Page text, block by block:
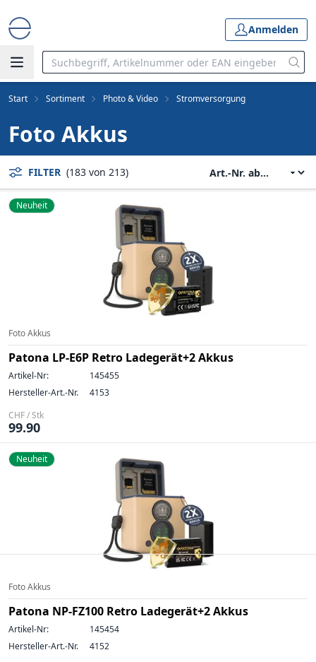
Anmelden
Start Sortiment Photo & Video Stromversorgung
Foto Akkus
FILTER (183 von 213)
Neuheit
Foto Akkus
Patona LP-E6P Retro Ladegerät+2 Akkus
Artikel-Nr:
145455
Hersteller-Art.-Nr.
4153
CHF / Stk
99.90
Neuheit
Foto Akkus
Patona NP-FZ100 Retro Ladegerät+2 Akkus
Artikel-Nr:
145454
Hersteller-Art.-Nr.
4152